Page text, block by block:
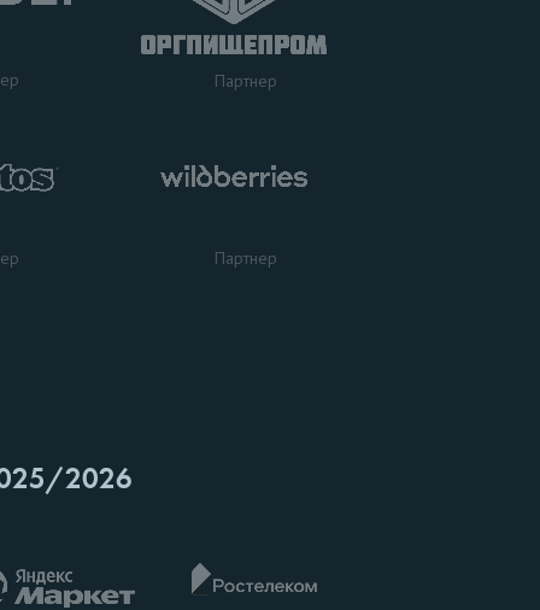
Партнер
Партнер
2026